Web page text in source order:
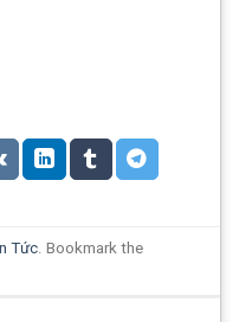
Tức . Bookmark the